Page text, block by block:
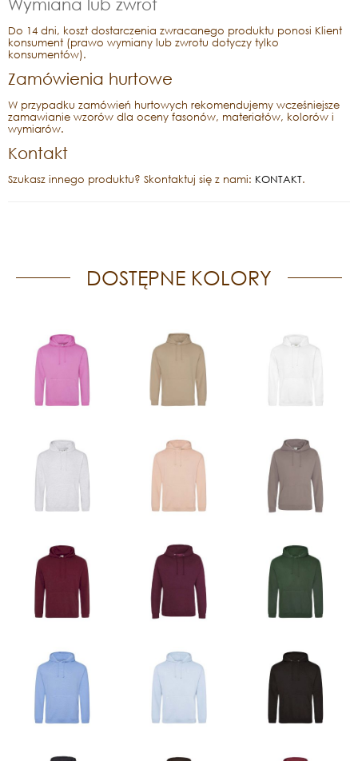
Wymiana lub zwrot
Do 14 dni, koszt dostarczenia zwracanego produktu ponosi Klient
konsument (prawo wymiany lub zwrotu dotyczy tylko
konsumentów).
Zamówienia hurtowe
W przypadku zamówień hurtowych rekomendujemy wcześniejsze
zamawianie wzorów dla oceny fasonów, materiałów, kolorów i
wymiarów.
Kontakt
Szukasz innego produktu? Skontaktuj się z nami: KONTAKT.
DOSTĘPNE KOLORY